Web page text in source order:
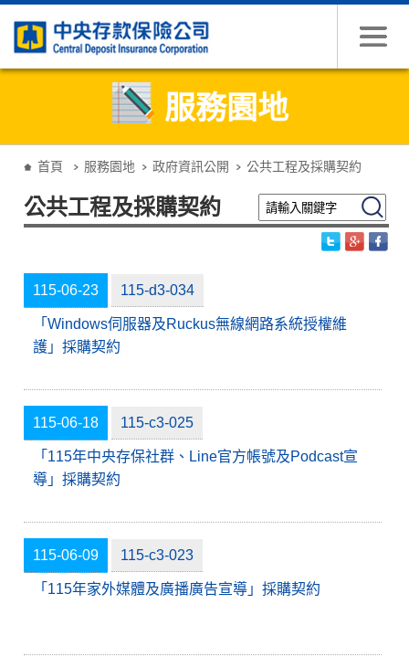
服務園地
首頁 服務園地 政府資訊公開 公共工程及採購契約
公共工程及採購契約 請輸入關鍵字 搜尋
115-06-23
「Windows伺服器及Ruckus無線網路系統授權維
護」採購契約
115-d3-034
115-06-18
「115年中央存保社群、Line官方帳號及Podcast宣
導」採購契約
115-c3-025
115-06-09
「115年家外媒體及廣播廣告宣導」採購契約
115-c3-023